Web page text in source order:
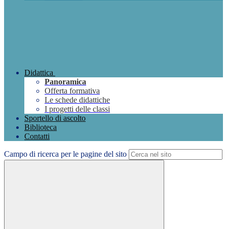
Didattica
Panoramica
Offerta formativa
Le schede didattiche
I progetti delle classi
Sportello di ascolto
Biblioteca
Contatti
Campo di ricerca per le pagine del sito